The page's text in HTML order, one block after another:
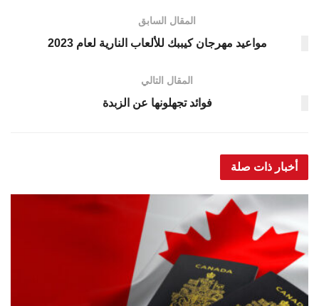
المقال السابق
مواعيد مهرجان كيببك للألعاب النارية لعام 2023
المقال التالي
فوائد تجهلونها عن الزبدة
أخبار ذات صلة